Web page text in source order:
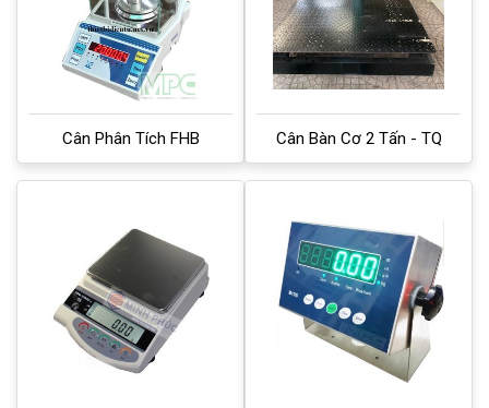
Cân Phân Tích FHB Cân Bàn Cơ 2 Tấn - TQ